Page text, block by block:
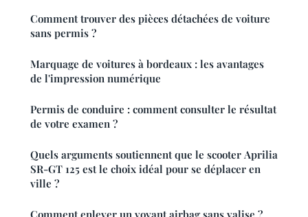
Comment trouver des pièces détachées de voiture
sans permis ?
Marquage de voitures à bordeaux : les avantages
de l'impression numérique
Permis de conduire : comment consulter le résultat
de votre examen ?
Quels arguments soutiennent que le scooter Aprilia
SR-GT 125 est le choix idéal pour se déplacer en
ville ?
Comment enlever un voyant airbag sans valise ?